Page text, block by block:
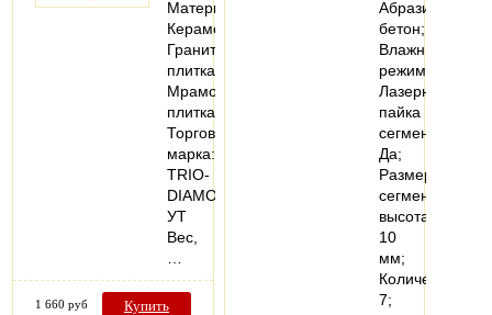
Материалы:
Керамогранит;
Гранитная
плитка;
Мраморная
плитка
Торговая
марка:
TRIO-
DIAMOND
УТ
Вес,
1 660 руб Купить
Абразивный
бетон;
Влажный
режим;
Лазерная
пайка
сегментов
Да;
Размеры
сегмента
высота
10
мм;
Количество
7;